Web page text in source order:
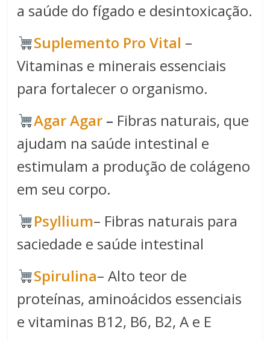
a saúde do fígado e desintoxicação.
Suplemento Pro Vital –
Vitaminas e minerais essenciais
para fortalecer o organismo.
Agar Agar– Fibras naturais, que
ajudam na saúde intestinal e
estimulam a produção de colágeno
em seu corpo.
Psyllium– Fibras naturais para
saciedade e saúde intestinal
Spirulina​– Alto teor de
proteínas, aminoácidos essenciais
e vitaminas B12, B6, B2, A e E